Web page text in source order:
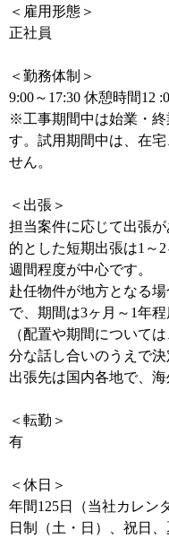
＜雇用形態＞
正社員
＜勤務体制＞
9:00～17:30 休憩時間12
※工事期間中は始業・終
す。試用期間中は、在
せん。
＜出張＞
担当案件に応じて出張
的とした短期出張は1～
週間程度が中心です。
赴任物件が地方となる
で、期間は3ヶ月～1年
（配置や期間について
分な話し合いのうえで決
出張先は国内各地で、海
＜転勤＞
有
＜休日＞
年間125日（当社カレン
日制（土・日）、祝日